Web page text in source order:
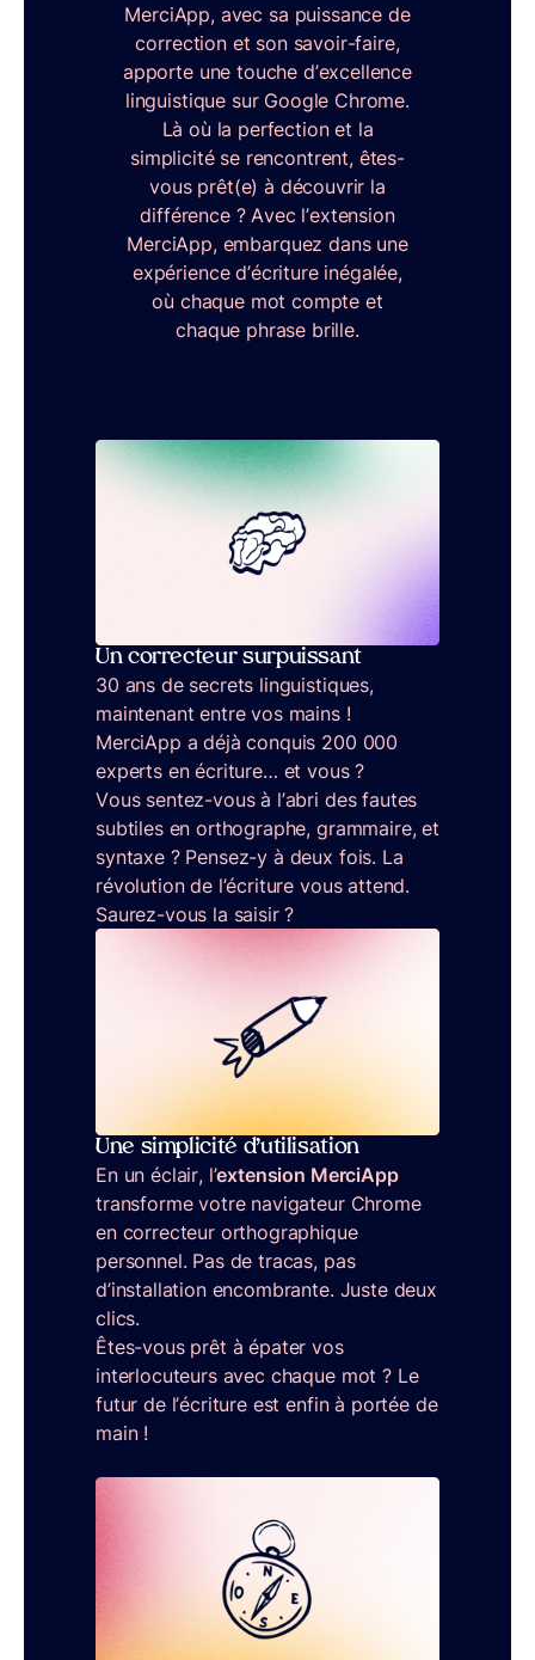
MerciApp, avec sa puissance de
correction et son savoir-faire,
apporte une touche d’excellence
linguistique sur Google Chrome.
Là où la perfection et la
simplicité se rencontrent, êtes-
vous prêt(e) à découvrir la
différence ? Avec l’extension
MerciApp, embarquez dans une
expérience d’écriture inégalée,
où chaque mot compte et
chaque phrase brille.
Un correcteur surpuissant
30 ans de secrets linguistiques,
maintenant entre vos mains !
MerciApp a déjà conquis 200 000
experts en écriture… et vous ?
Vous sentez-vous à l’abri des fautes
subtiles en orthographe, grammaire, et
syntaxe ? Pensez-y à deux fois. La
révolution de l’écriture vous attend.
Saurez-vous la saisir ?
Une simplicité d’utilisation
En un éclair, l’extension MerciApp
transforme votre navigateur Chrome
en correcteur orthographique
personnel. Pas de tracas, pas
d’installation encombrante. Juste deux
clics.
Êtes-vous prêt à épater vos
interlocuteurs avec chaque mot ? Le
futur de l’écriture est enfin à portée de
main !